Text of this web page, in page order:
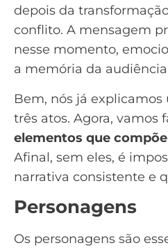
depois da
conflito. A mensagem
nesse momento,
a memória da
Bem, nós já
três atos. Agora, vamos
elementos que
Afinal, sem eles, é
narrativa consistente e
Personagens
Os personagens são